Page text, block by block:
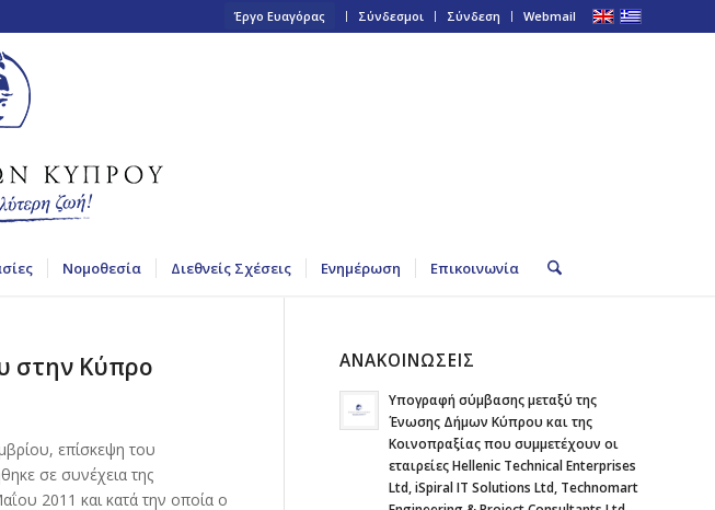
Έργο Ευαγόρας Σύνδεσμοι Σύνδεση Webmail
Νομοθεσία Διεθνείς Σχέσεις Ενημέρωση Επικοινωνία
στην Κύπρο
επίσκεψη του
σε συνέχεια της
2011 και κατά την οποία ο
ΑΝΑΚΟΙΝΩΣΕΙΣ
Υπογραφή σύμβασης μεταξύ της
Ένωσης Δήμων Κύπρου και της
Κοινοπραξίας που συμμετέχουν οι
εταιρείες Hellenic Technical Enterprises
Ltd, iSpiral IT Solutions Ltd, Technomart